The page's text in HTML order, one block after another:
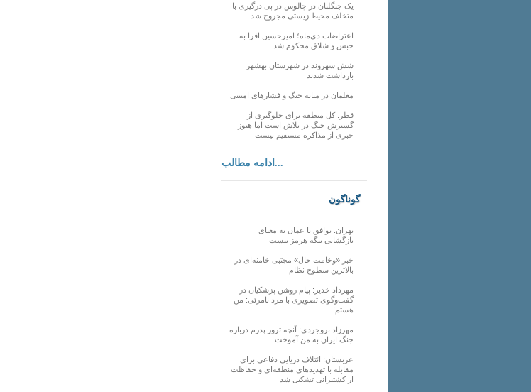
یک جنگلبان در چالوس در پی درگیری با
متخلف محیط زیستی مجروح شد
اعتراضات دی‌ماه؛ امیرحسین افرا به
حبس و شلاق محکوم شد
شش شهروند در شهرستان بهشهر
بازداشت شدند
معلمان در میانه جنگ و فشارهای امنیتی
قطر: کل منطقه برای جلوگیری از
گسترش جنگ در تلاش است اما هنوز
خبری از مذاکره مستقیم نیست
ادامه مطالب...
گوناگون
تهران: توافق با عمان به معنای
بازگشایی تنگه هرمز نیست
خبر «وخامت حال» مجتبی خامنه‌ای در
بالاترین سطوح نظام
مهرداد خدیر: پیام روشن پزشکیان در
گفت‌و‌گوی تصویری با مرد نامرئی: من
هستم!
مهرزاد بروجردی: آنچه ترور پدرم درباره
جنگ ایران به من آموخت
عربستان: ائتلاف دریایی دفاعی برای
مقابله با تهدیدهای منطقه‌ای و حفاظت
از کشتیرانی تشکیل شد